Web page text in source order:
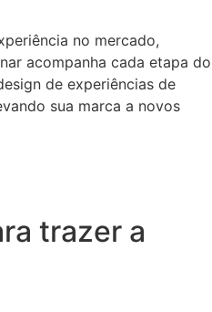
no mercado,
acompanha cada etapa do
de experiências de
sua marca a novos
trazer a